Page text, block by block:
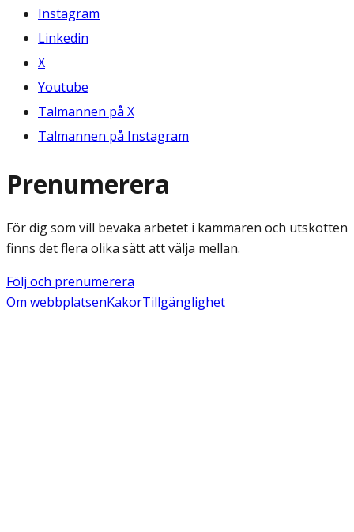
Instagram
Linkedin
X
Youtube
Talmannen på X
Talmannen på Instagram
Prenumerera
För dig som vill bevaka arbetet i kammaren och utskotten
finns det flera olika sätt att välja mellan.
Följ och prenumerera
Om webbplatsenKakorTillgänglighet